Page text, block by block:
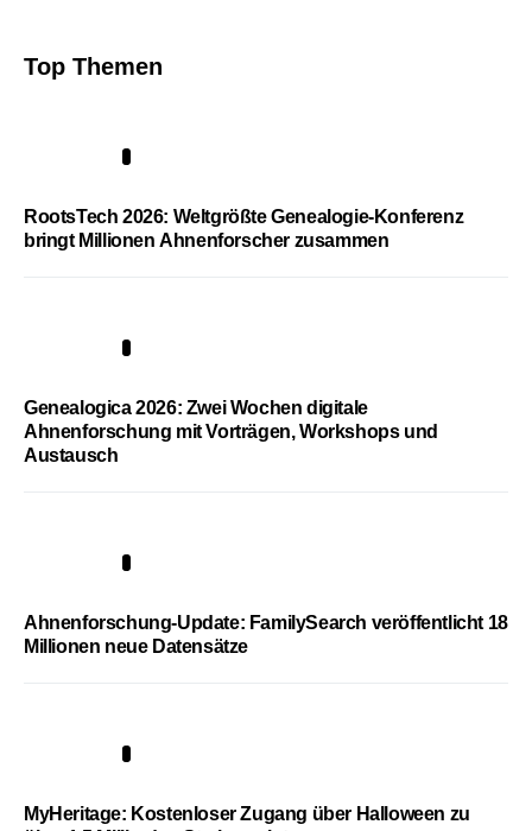
Top Themen
RootsTech 2026: Weltgrößte Genealogie-Konferenz
bringt Millionen Ahnenforscher zusammen
Genealogica 2026: Zwei Wochen digitale
Ahnenforschung mit Vorträgen, Workshops und
Austausch
Ahnenforschung-Update: FamilySearch veröffentlicht 18
Millionen neue Datensätze
MyHeritage: Kostenloser Zugang über Halloween zu